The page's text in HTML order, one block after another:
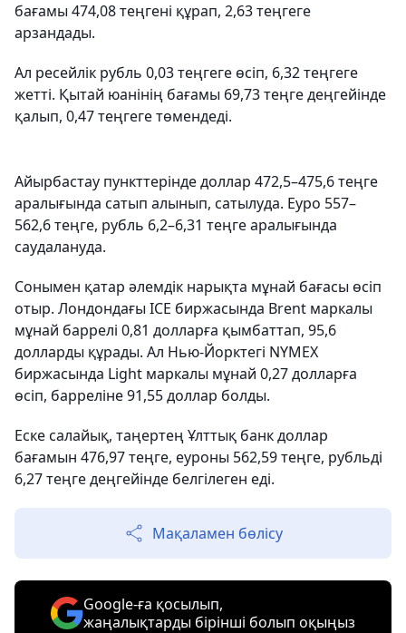
бағамы 474,08 теңгені құрап, 2,63 теңгеге
арзандады.
Ал ресейлік рубль 0,03 теңгеге өсіп, 6,32 теңгеге
жетті. Қытай юанінің бағамы 69,73 теңге деңгейінде
қалып, 0,47 теңгеге төмендеді.
Айырбастау пункттерінде доллар 472,5–475,6 теңге
аралығында сатып алынып, сатылуда. Еуро 557–
562,6 теңге, рубль 6,2–6,31 теңге аралығында
саудалануда.
Сонымен қатар әлемдік нарықта мұнай бағасы өсіп
отыр. Лондондағы ICE биржасында Brent маркалы
мұнай баррелі 0,81 долларға қымбаттап, 95,6
долларды құрады. Ал Нью-Йорктегі NYMEX
биржасында Light маркалы мұнай 0,27 долларға
өсіп, барреліне 91,55 доллар болды.
Еске салайық, таңертең Ұлттық банк доллар
бағамын 476,97 теңге, еуроны 562,59 теңге, рубльді
6,27 теңге деңгейінде белгілеген еді.
Мақаламен бөлісу
Google-ға қосылып,
жаңалықтарды бірінші болып оқыңыз